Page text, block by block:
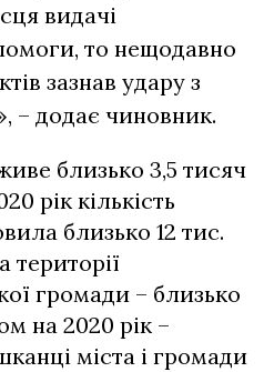
видачі
то нещодавно
зазнав удару з
– додає чиновник.
близько 3,5 тисяч
рік кількість
близько 12 тис.
території
громади – близько
на 2020 рік –
міста і громади